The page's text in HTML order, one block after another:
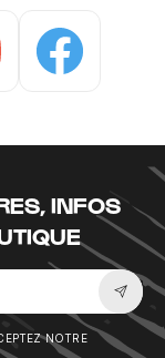
INFOS
NOTRE